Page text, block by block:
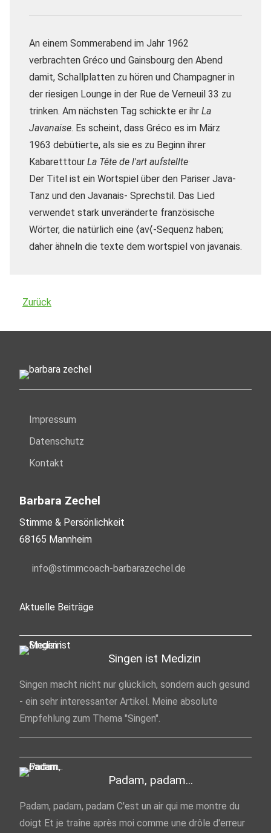
An einem Sommerabend im Jahr 1962
verbrachten Gréco und Gainsbourg den Abend
damit, Schallplatten zu hören und Champagner in
der riesigen Lounge in der Rue de Verneuil 33 zu
trinken. Am nächsten Tag schickte er ihr La
Javanaise. Es scheint, dass Gréco es im März
1963 debütierte, als sie es zu Beginn ihrer
Kabaretttour La Tête de l'art aufstellte.
Der Titel ist ein Wortspiel über den Pariser Java-
Tanz und den Javanais- Sprechstil. Das Lied
verwendet stark unveränderte französische
Wörter, die natürlich eine ⟨av⟨-Sequenz haben;
daher ähneln die texte dem wortspiel von javanais.
Zurück
Barbara Zechel
Stimme & Persönlichkeit
68165 Mannheim
nf st mmc ch-b rb r z ch l d
Impressum
Datenschutz
Kontakt
Aktuelle Beiträge
Singen ist Medizin
Singen macht nicht nur glücklich, sondern auch gesund
- ein sehr interessanter Artikel. Meine absolute
Empfehlung zum Thema "Singen".
Padam, padam...
Padam, padam, padam C'est un air qui me montre du
doigt Et je traîne après moi comme une drôle d'erreur